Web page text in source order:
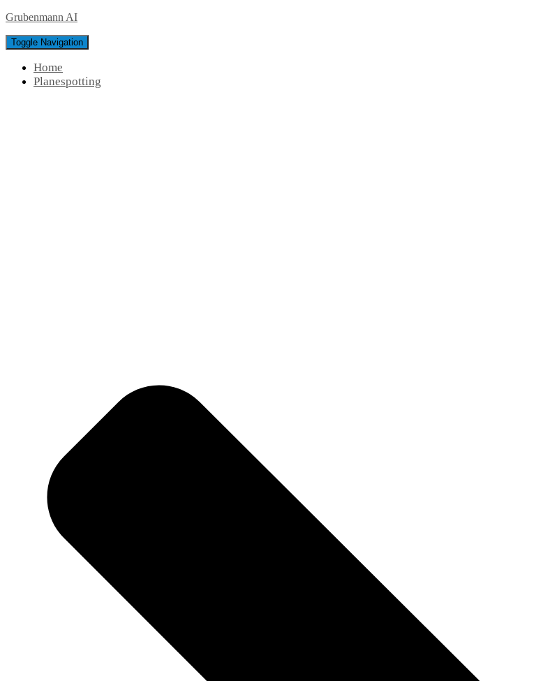
Grubenmann AI
Toggle Navigation
Home
Planespotting